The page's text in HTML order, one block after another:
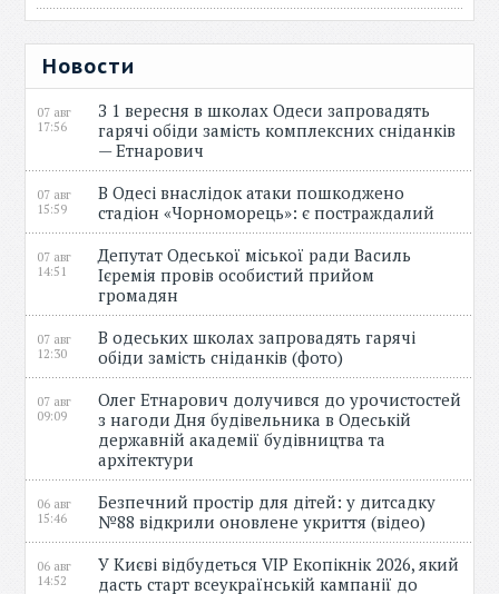
Новости
07 авг
17:56
З 1 вересня в школах Одеси запровадять
гарячі обіди замість комплексних сніданків
— Етнарович
07 авг
15:59
В Одесі внаслідок атаки пошкоджено
стадіон «Чорноморець»: є постраждалий
07 авг
14:51
Депутат Одеської міської ради Василь
Ієремія провів особистий прийом
громадян
07 авг
12:30
В одеських школах запровадять гарячі
обіди замість сніданків (фото)
07 авг
09:09
Олег Етнарович долучився до урочистостей
з нагоди Дня будівельника в Одеській
державній академії будівництва та
архітектури
06 авг
15:46
Безпечний простір для дітей: у дитсадку
№88 відкрили оновлене укриття (відео)
06 авг
14:52
У Києві відбудеться VIP Екопікнік 2026, який
дасть старт всеукраїнській кампанії до